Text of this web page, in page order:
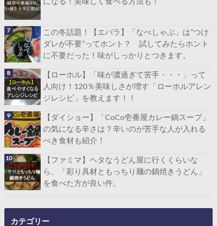
この冬話題！【エバラ】「なべしゃぶ」は”つけ
ダレが不要”ってホント？ 試してみたらホント
に不要だった！味がしっかりとつきます。
【ローホル】「味が濃過ぎて苦手・・・」って
人向け！120％美味しさが増す「ローホルアレン
ジレシピ」を教えます！！
【ダイショー】「CoCo壱番屋カレー鍋スープ」
の気になる辛さは？辛いのが苦手な人が入れる
べき食材も紹介！
【ファミマ】ヘタなうどん屋に行くくらいな
ら、「彩り具材ともっちり麺の鍋焼きうどん」
を食べた方が良い件。
カテゴリー